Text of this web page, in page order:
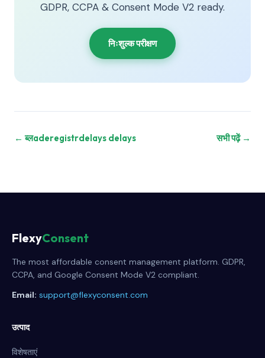
GDPR, CCPA & Consent Mode V2 ready.
निःशुल्क परीक्षण
← ब्लaderegistrdelays delays सभी पढ़ें →
FlexyConsent
The most affordable consent management platform. GDPR,
CCPA, and Google Consent Mode V2 compliant.
Email: support@flexyconsent.com
उत्पाद
विशेषताएं